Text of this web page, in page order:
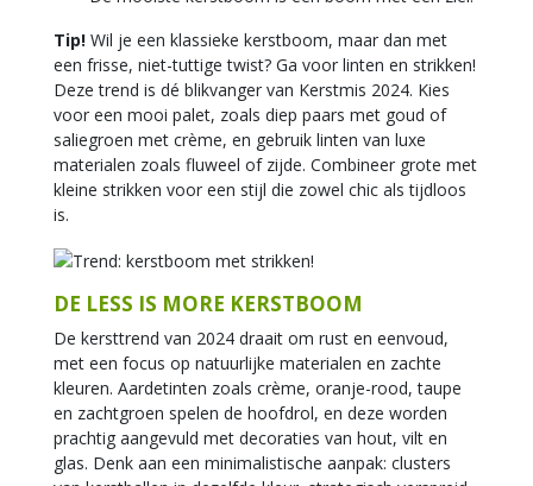
Tip! Wil je een klassieke kerstboom, maar dan met
een frisse, niet-tuttige twist? Ga voor linten en strikken!
Deze trend is dé blikvanger van Kerstmis 2024. Kies
voor een mooi palet, zoals diep paars met goud of
saliegroen met crème, en gebruik linten van luxe
materialen zoals fluweel of zijde. Combineer grote met
kleine strikken voor een stijl die zowel chic als tijdloos
is.
DE LESS IS MORE KERSTBOOM
De kersttrend van 2024 draait om rust en eenvoud,
met een focus op natuurlijke materialen en zachte
kleuren. Aardetinten zoals crème, oranje-rood, taupe
en zachtgroen spelen de hoofdrol, en deze worden
prachtig aangevuld met decoraties van hout, vilt en
glas. Denk aan een minimalistische aanpak: clusters